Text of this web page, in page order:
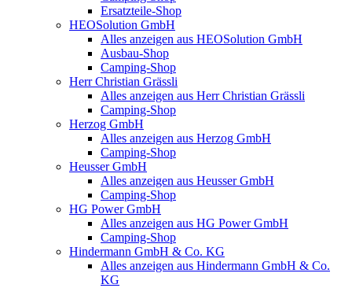
Ersatzteile-Shop
HEOSolution GmbH
Alles anzeigen aus HEOSolution GmbH
Ausbau-Shop
Camping-Shop
Herr Christian Grässli
Alles anzeigen aus Herr Christian Grässli
Camping-Shop
Herzog GmbH
Alles anzeigen aus Herzog GmbH
Camping-Shop
Heusser GmbH
Alles anzeigen aus Heusser GmbH
Camping-Shop
HG Power GmbH
Alles anzeigen aus HG Power GmbH
Camping-Shop
Hindermann GmbH & Co. KG
Alles anzeigen aus Hindermann GmbH & Co.
KG